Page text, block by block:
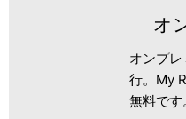
オ
オンプ
行。My
無料です